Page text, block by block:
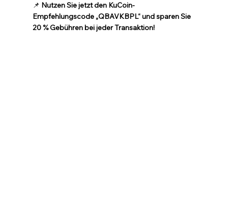
📌 Nutzen Sie jetzt den KuCoin-
Empfehlungscode „QBAVKBPL“ und sparen Sie
20 % Gebühren bei jeder Transaktion!